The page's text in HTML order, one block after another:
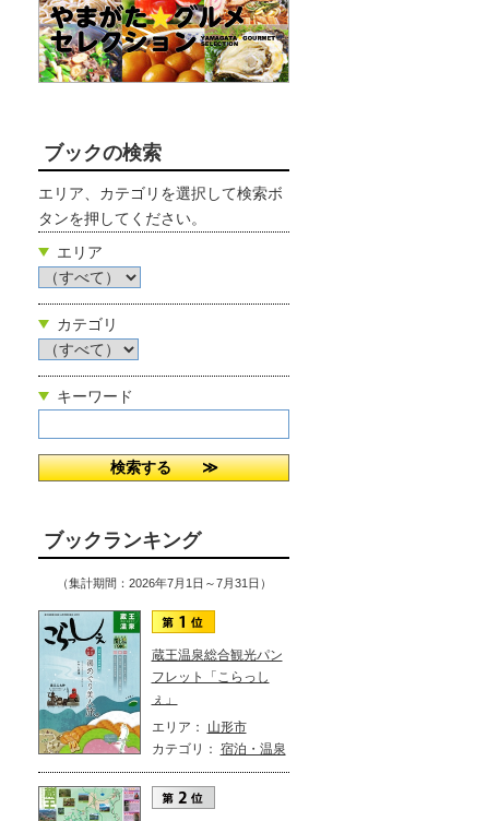
ブックの検索
エリア、カテゴリを選択して検索ボ
タンを押してください。
エリア
カテゴリ
キーワード
ブックランキング
（集計期間：2026年7月1日～7月31日）
蔵王温泉総合観光パン
フレット「こらっし
ぇ」
エリア：
山形市
カテゴリ： 宿泊・温泉